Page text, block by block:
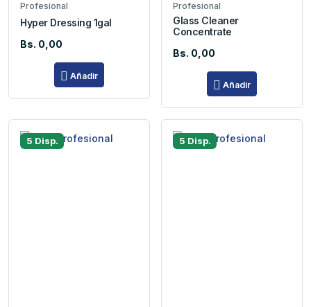
Profesional
Hyper Dressing 1gal
Bs. 0,00
Añadir
Profesional
Glass Cleaner
Concentrate
Bs. 0,00
Añadir
5 Disp. 5 Disp.